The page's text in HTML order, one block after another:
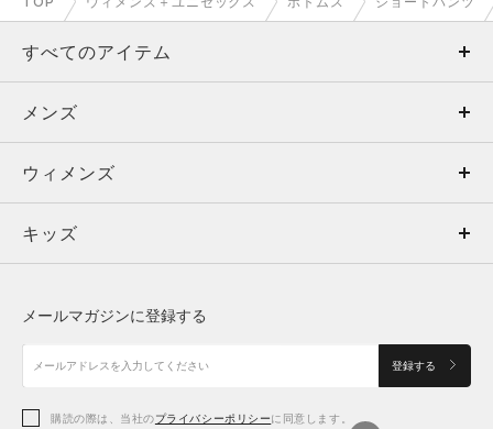
すべてのアイテム
メンズ
ウィメンズ
キッズ
アクセサリー
メンズ
トップス
ボトムス
アクセサリー
ウィメンズ
トップス
シューズ
アクセサリー
キッズ
シューズ
メールマガジンに登録する
登録する
購読の際は、当社のプライバシーポリシーに同意します。